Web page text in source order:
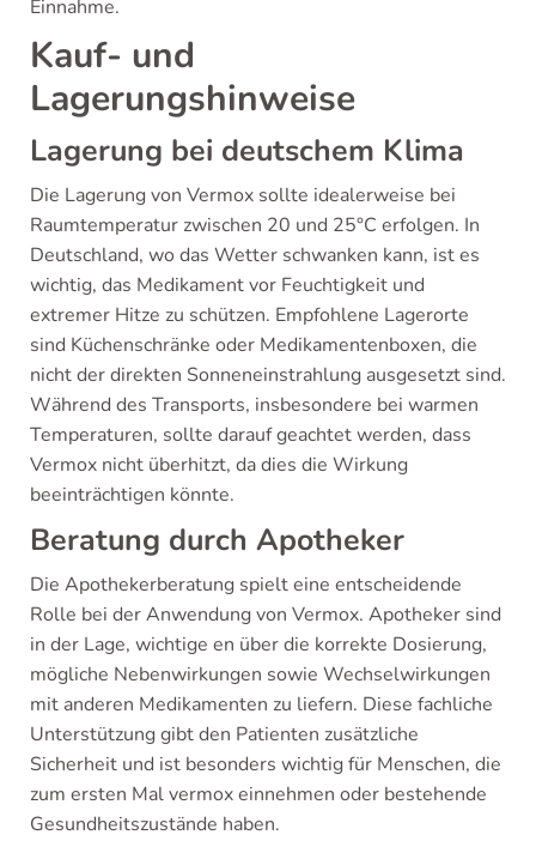
Einnahme.
Kauf- und
Lagerungshinweise
Lagerung bei deutschem Klima
Die Lagerung von Vermox sollte idealerweise bei
Raumtemperatur zwischen 20 und 25°C erfolgen. In
Deutschland, wo das Wetter schwanken kann, ist es
wichtig, das Medikament vor Feuchtigkeit und
extremer Hitze zu schützen. Empfohlene Lagerorte
sind Küchenschränke oder Medikamentenboxen, die
nicht der direkten Sonneneinstrahlung ausgesetzt sind.
Während des Transports, insbesondere bei warmen
Temperaturen, sollte darauf geachtet werden, dass
Vermox nicht überhitzt, da dies die Wirkung
beeinträchtigen könnte.
Beratung durch Apotheker
Die Apothekerberatung spielt eine entscheidende
Rolle bei der Anwendung von Vermox. Apotheker sind
in der Lage, wichtige en über die korrekte Dosierung,
mögliche Nebenwirkungen sowie Wechselwirkungen
mit anderen Medikamenten zu liefern. Diese fachliche
Unterstützung gibt den Patienten zusätzliche
Sicherheit und ist besonders wichtig für Menschen, die
zum ersten Mal vermox einnehmen oder bestehende
Gesundheitszustände haben.